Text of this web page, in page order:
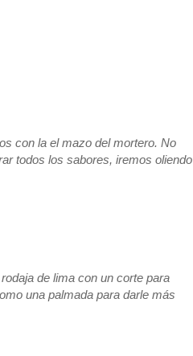
con la el mazo del mortero. No
todos los sabores, iremos oliendo
de lima con un corte para
una palmada para darle más